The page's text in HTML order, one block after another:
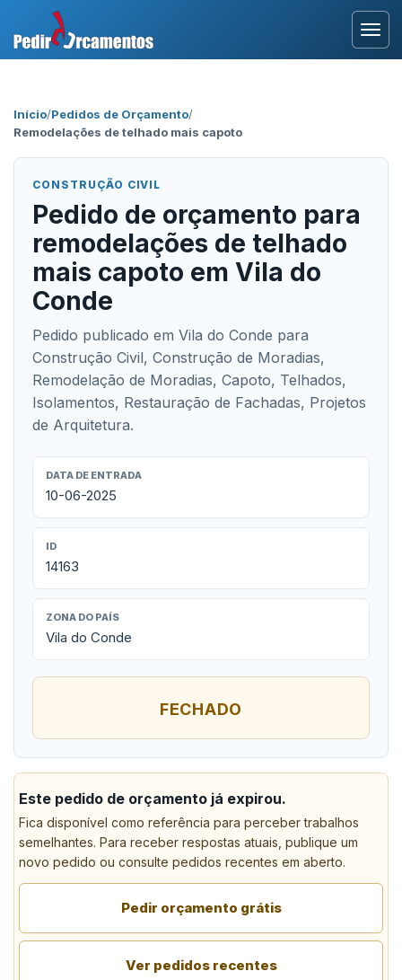
Início/Pedidos de Orçamento/
Remodelações de telhado mais capoto
CONSTRUÇÃO CIVIL
Pedido de orçamento para
remodelações de telhado
mais capoto em Vila do
Conde
Pedido publicado em Vila do Conde para
Construção Civil, Construção de Moradias,
Remodelação de Moradias, Capoto, Telhados,
Isolamentos, Restauração de Fachadas, Projetos
de Arquitetura.
DATA DE ENTRADA
10-06-2025
ID
14163
ZONA DO PAÍS
Vila do Conde
FECHADO
Este pedido de orçamento já expirou.
Fica disponível como referência para perceber trabalhos
semelhantes. Para receber respostas atuais, publique um
novo pedido ou consulte pedidos recentes em aberto.
Pedir orçamento grátis
Ver pedidos recentes
Área Profissional
Como Funciona?
Testemunhos